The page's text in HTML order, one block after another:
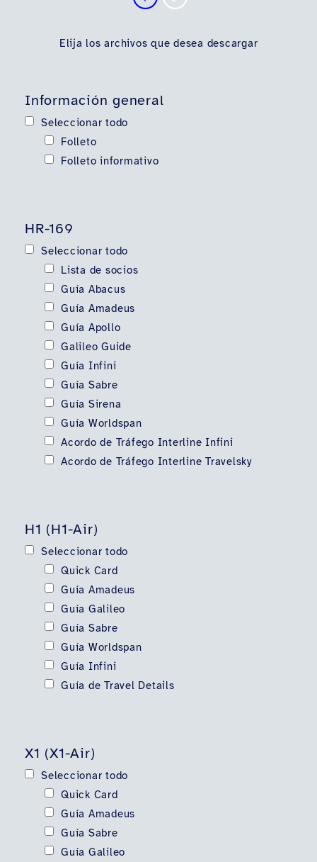
Elija los archivos que desea descargar
Información general
Seleccionar todo
Folleto
Folleto informativo
HR-169
Seleccionar todo
Lista de socios
Guía Abacus
Guía Amadeus
Guía Apollo
Galileo Guide
Guía Infini
Guía Sabre
Guía Sirena
Guía Worldspan
Acordo de Tráfego Interline Infini
Acordo de Tráfego Interline Travelsky
H1 (H1-Air)
Seleccionar todo
Quick Card
Guía Amadeus
Guía Galileo
Guía Sabre
Guía Worldspan
Guía Infini
Guía de Travel Details
X1 (X1-Air)
Seleccionar todo
Quick Card
Guía Amadeus
Guía Sabre
Guía Galileo